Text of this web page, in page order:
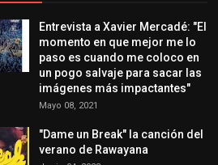
Entrevista a Xavier Mercadé: "El
momento en que mejor me lo
paso es cuando me coloco en
un pogo salvaje para sacar las
imágenes más impactantes"
Mayo 08, 2021
"Dame un Break" la canción del
verano de Rawayana